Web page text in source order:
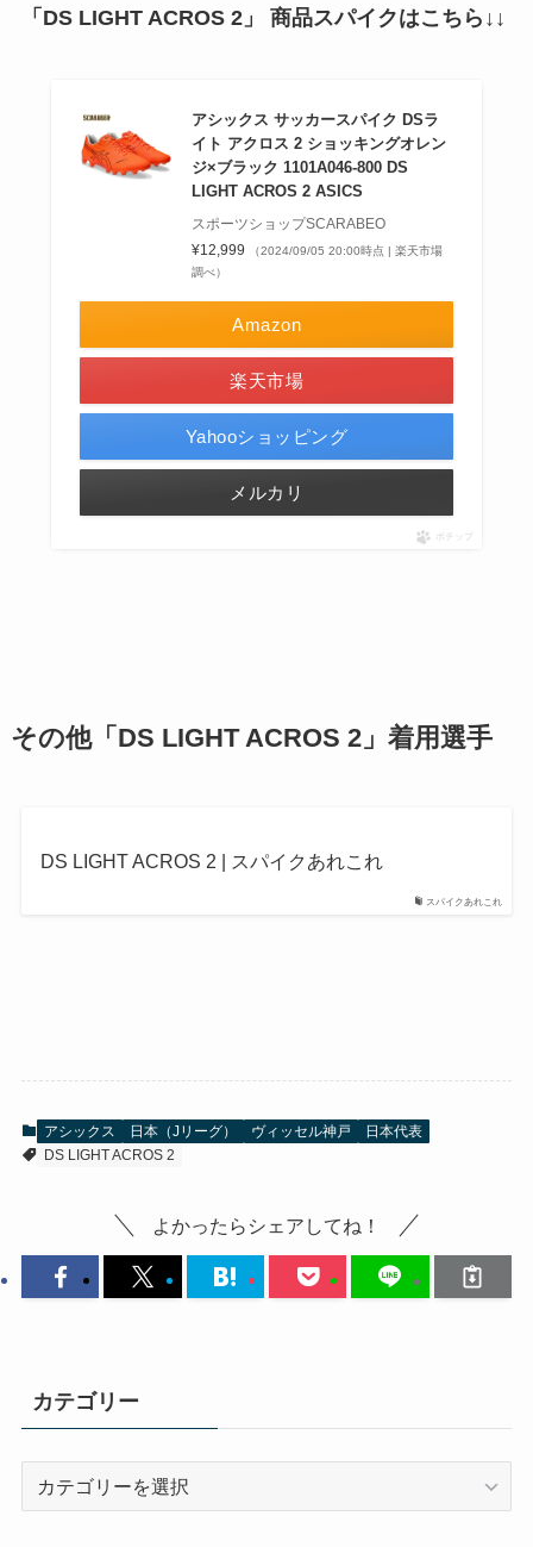
「DS LIGHT ACROS 2」 商品スパイクはこちら↓↓
アシックス サッカースパイク DSラ
イト アクロス 2 ショッキングオレン
ジ×ブラック 1101A046-800 DS
LIGHT ACROS 2 ASICS
スポーツショップSCARABEO
¥12,999
（2024/09/05 20:00時点 | 楽天市場
調べ）
Amazon
楽天市場
Yahooショッピング
メルカリ
ポチップ
その他「DS LIGHT ACROS 2」 着用選手
スパイクあれこれ
DS LIGHT ACROS 2 | スパイクあれこれ
アシックス 日本（Jリーグ） ヴィッセル神戸
日本代表
DS LIGHT ACROS 2
よかったらシェアしてね！
カテゴリー